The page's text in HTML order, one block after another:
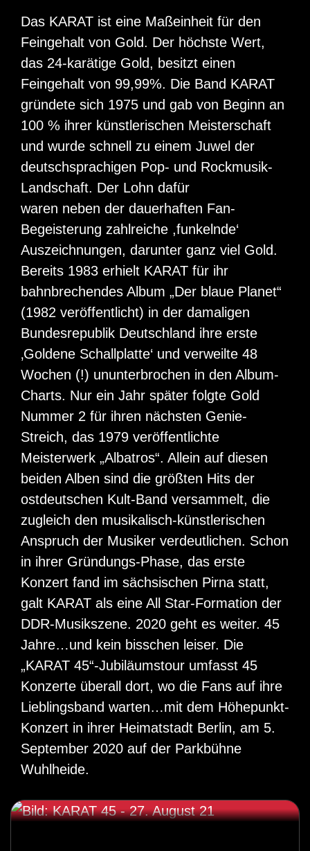
Das KARAT ist eine Maßeinheit für den
Feingehalt von Gold. Der höchste Wert,
das 24-karätige Gold, besitzt einen
Feingehalt von 99,99%. Die Band KARAT
gründete sich 1975 und gab von Beginn an
100 % ihrer künstlerischen Meisterschaft
und wurde schnell zu einem Juwel der
deutschsprachigen Pop- und Rockmusik-
Landschaft. Der Lohn dafür
waren neben der dauerhaften Fan-
Begeisterung zahlreiche ,funkelnde‘
Auszeichnungen, darunter ganz viel Gold.
Bereits 1983 erhielt KARAT für ihr
bahnbrechendes Album „Der blaue Planet“
(1982 veröffentlicht) in der damaligen
Bundesrepublik Deutschland ihre erste
‚Goldene Schallplatte‘ und verweilte 48
Wochen (!) ununterbrochen in den Album-
Charts. Nur ein Jahr später folgte Gold
Nummer 2 für ihren nächsten Genie-
Streich, das 1979 veröffentlichte
Meisterwerk „Albatros“. Allein auf diesen
beiden Alben sind die größten Hits der
ostdeutschen Kult-Band versammelt, die
zugleich den musikalisch-künstlerischen
Anspruch der Musiker verdeutlichen. Schon
in ihrer Gründungs-Phase, das erste
Konzert fand im sächsischen Pirna statt,
galt KARAT als eine All Star-Formation der
DDR-Musikszene. 2020 geht es weiter. 45
Jahre…und kein bisschen leiser. Die
„KARAT 45“-Jubiläumstour umfasst 45
Konzerte überall dort, wo die Fans auf ihre
Lieblingsband warten…mit dem Höhepunkt-
Konzert in ihrer Heimatstadt Berlin, am 5.
September 2020 auf der Parkbühne
Wuhlheide.